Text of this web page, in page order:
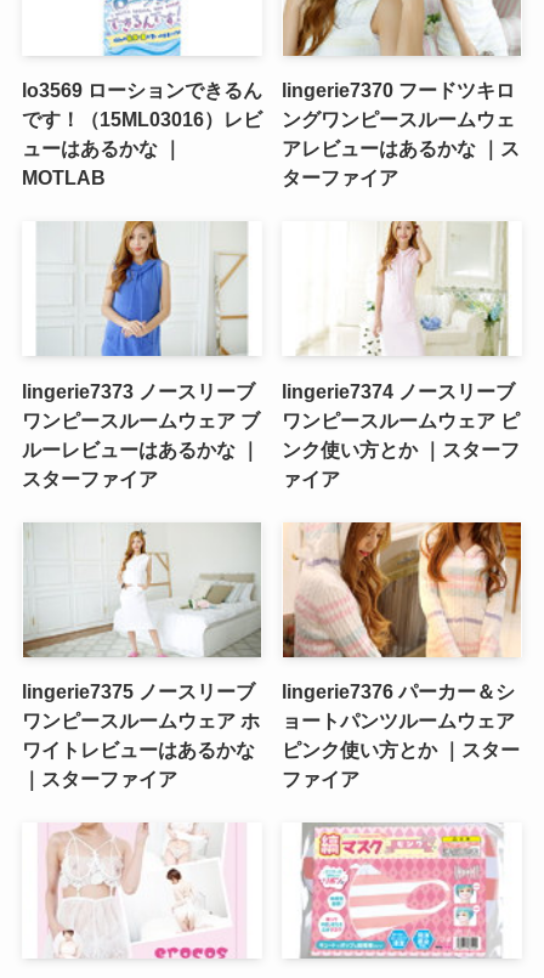
lo3569 ローションできるん
です！（15ML03016）レビ
ューはあるかな ｜
MOTLAB
lingerie7370 フードツキロ
ングワンピースルームウェ
アレビューはあるかな ｜ス
ターファイア
lingerie7373 ノースリーブ
ワンピースルームウェア ブ
ルーレビューはあるかな ｜
スターファイア
lingerie7374 ノースリーブ
ワンピースルームウェア ピ
ンク使い方とか ｜スターフ
ァイア
lingerie7375 ノースリーブ
ワンピースルームウェア ホ
ワイトレビューはあるかな
｜スターファイア
lingerie7376 パーカー＆シ
ョートパンツルームウェア
ピンク使い方とか ｜スター
ファイア